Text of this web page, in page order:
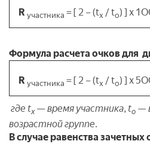
R участника = [ 2 – (tх / tо) ] x
Формула расчета очков для
R участника = [ 2 – (tх / tо) ] x
где tх—время участника, tо —
возрастной группе.
В случае равенства